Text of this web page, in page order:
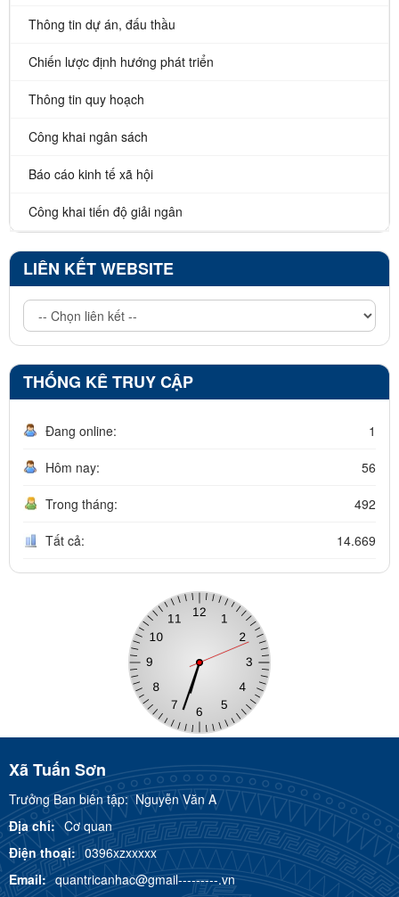
Thông tin dự án, đấu thầu
Chiến lược định hướng phát triển
Thông tin quy hoạch
Công khai ngân sách
Báo cáo kinh tế xã hội
Công khai tiến độ giải ngân
LIÊN KẾT WEBSITE
THỐNG KÊ TRUY CẬP
Đang online: 1
Hôm nay: 56
Trong tháng: 492
Tất cả: 14.669
Xã Tuấn Sơn
Trưởng Ban biên tập:Nguyễn Văn A
Địa chỉ: Cơ quan
Điện thoại: 0396xzxxxxx
Email: quantricanhac@gmail---------.vn